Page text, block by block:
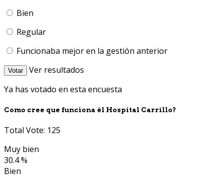
Bien
Regular
Funcionaba mejor en la gestión anterior
Votar
Ver resultados
Ya has votado en esta encuesta
Como cree que funciona él Hospital Carrillo?
Total Vote: 125
Muy bien
30.4 %
Bien